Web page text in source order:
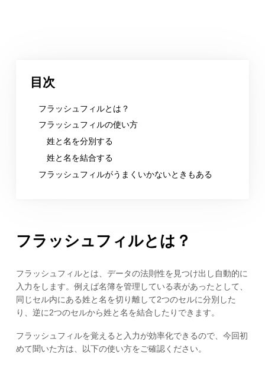
目次
フラッシュフィルとは？
フラッシュフィルの使い方
姓と名を分別する
姓と名を結合する
フラッシュフィルがうまくいかないときもある
フラッシュフィルとは？
フラッシュフィルとは、データの法則性を見つけ出し自動的に
入力をします。例えば名簿を管理している表があったとして、
同じセル内にある姓と名を切り離して2つのセルに分別した
り、逆に2つのセルから姓と名を結合したりできます。
フラッシュフィルを覚えると入力が効率化できるので、今回初
めて聞いた方は、以下の使い方をご確認ください。